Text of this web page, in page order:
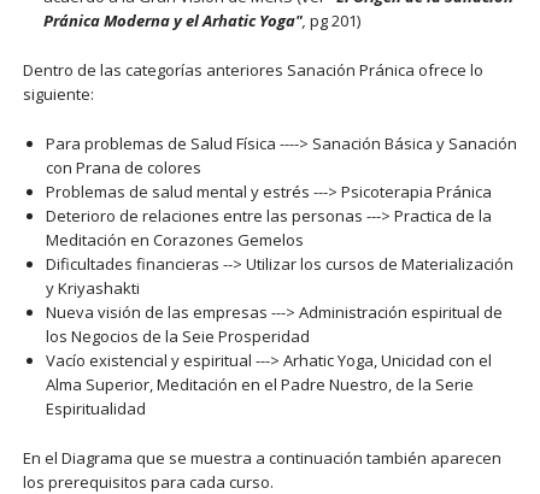
Pránica Moderna y el Arhatic Yoga", pg 201)
Dentro de las categorías anteriores Sanación Pránica ofrece lo
siguiente:
Para problemas de Salud Física ----> Sanación Básica y Sanación
con Prana de colores
Problemas de salud mental y estrés ---> Psicoterapia Pránica
Deterioro de relaciones entre las personas ---> Practica de la
Meditación en Corazones Gemelos
Dificultades financieras --> Utilizar los cursos de Materialización
y Kriyashakti
Nueva visión de las empresas ---> Administración espiritual de
los Negocios de la Seie Prosperidad
Vacío existencial y espiritual ---> Arhatic Yoga, Unicidad con el
Alma Superior, Meditación en el Padre Nuestro, de la Serie
Espiritualidad
En el Diagrama que se muestra a continuación también aparecen
los prerequisitos para cada curso.